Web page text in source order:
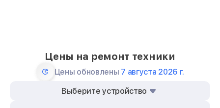
Цены на ремонт техники
Цены обновлены 7 августа 2026 г.
Выберите устройство